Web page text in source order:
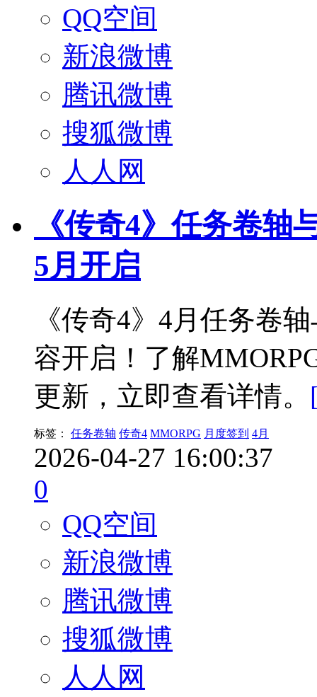
QQ空间
新浪微博
腾讯微博
搜狐微博
人人网
《传奇4》任务卷轴
5月开启
《传奇4》4月任务卷
容开启！了解
更新，立即查看详情。
标签： 任务卷轴 传奇4 MMORPG 月度签到 4月
2026-04-27 16:00:37
0
QQ空间
新浪微博
腾讯微博
搜狐微博
人人网